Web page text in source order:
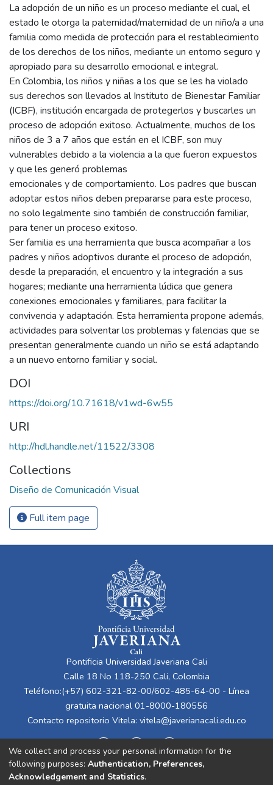
La adopción de un niño es un proceso mediante el cual, el
estado le otorga la paternidad/maternidad de un niño/a a una
familia como medida de protección para el restablecimiento
de los derechos de los niños, mediante un entorno seguro y
apropiado para su desarrollo emocional e integral.
En Colombia, los niños y niñas a los que se les ha violado
sus derechos son llevados al Instituto de Bienestar Familiar
(ICBF), institución encargada de protegerlos y buscarles un
proceso de adopción exitoso. Actualmente, muchos de los
niños de 3 a 7 años que están en el ICBF, son muy
vulnerables debido a la violencia a la que fueron expuestos
y que les generó problemas
emocionales y de comportamiento. Los padres que buscan
adoptar estos niños deben prepararse para este proceso,
no solo legalmente sino también de construcción familiar,
para tener un proceso exitoso.
Ser familia es una herramienta que busca acompañar a los
padres y niños adoptivos durante el proceso de adopción,
desde la preparación, el encuentro y la integración a sus
hogares; mediante una herramienta lúdica que genera
conexiones emocionales y familiares, para facilitar la
convivencia y adaptación. Esta herramienta propone además,
actividades para solventar los problemas y falencias que se
presentan generalmente cuando un niño se está adaptando
a un nuevo entorno familiar y social.
DOI
https://doi.org/10.71618/v1wd-6w55
URI
http://hdl.handle.net/11522/3308
Collections
Diseño de Comunicación Visual
Full item page
Pontificia Universidad Javeriana Cali
Calle 18 No 118-250 Cali, Colombia
Teléfono:(+57) 602-321-82-00/602-485-64-00 - Línea
gratuita nacional 01-8000-180556
Contacto repositorio Vitela: vitela@javerianacali.edu.co
We collect and process your personal information for the
following purposes: Authentication, Preferences,
Acknowledgement and Statistics.